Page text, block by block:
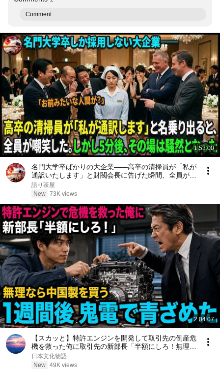
Comment...
1:53:00
名門大学卒ばかりの大企業――高卒の清掃員が「私が
通訳いたします」と財閥会長に告げた瞬間、全員が嘲
笑した。しかし5分後、その場は静まり返った。#動
エピソード#老後の物語 #家族の物語
語り茶屋
New 73K views
2:04:07
【スカッと】特許エンジンを開発して取引先の倒産危
機を救った俺に取引先の新部長「半額にしろ！無理な
ら中国製を買う」1週間後、部長から鬼電→俺「お宅
の競合と5倍で独占契約済みです」
日本文化物語
New 49K views